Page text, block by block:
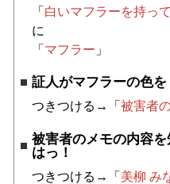
「 白いマフラーを持っ
に
「 マフラー 」
証人がマフラーの色
つきつける→「被害者
被害者のメモの内容
はっ！
つきつける→「 美柳 み